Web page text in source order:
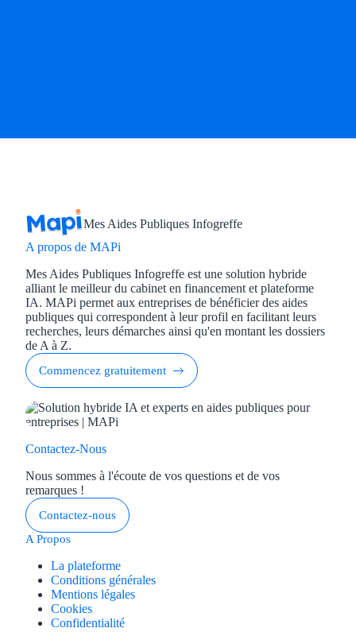
Mes Aides Publiques Infogreffe
A propos de MAPi
Mes Aides Publiques Infogreffe est une solution hybride
alliant le meilleur du cabinet en financement et plateforme
IA. MAPi permet aux entreprises de bénéficier des aides
publiques qui correspondent à leur profil en facilitant leurs
recherches, leurs démarches ainsi qu'en montant les dossiers
de A à Z.
Commencez gratuitement
Contactez-Nous
Nous sommes à l'écoute de vos questions et de vos
remarques !
Contactez-nous
A Propos
La plateforme
Conditions générales
Mentions légales
Cookies
Confidentialité